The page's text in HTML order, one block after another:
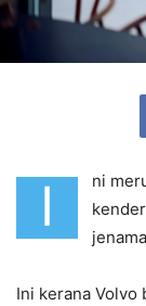
I
ni
Ini kerana Volvo